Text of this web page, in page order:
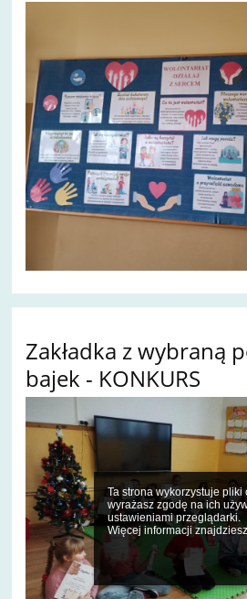
Ta strona wykorzystuje
wyrażasz zgodę na ich
ustawieniami przeglądarki.
Więcej informacji
Zakładka z wybraną
bajek - KONKURS